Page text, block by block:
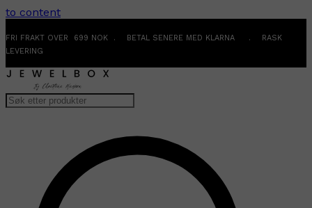
to content
FRI FRAKT OVER 699 NOK . BETAL SENERE MED KLARNA . RASK
LEVERING